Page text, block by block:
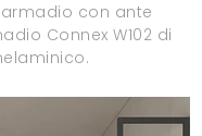
con ante
Connex W102 di